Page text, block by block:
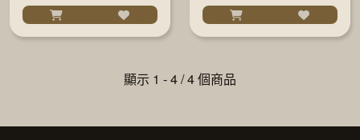
顯示 1 - 4 / 4 個商品